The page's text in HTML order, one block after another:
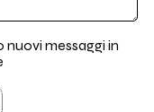
nuovi messaggi in